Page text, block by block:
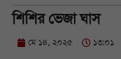
শিশির ভেজা ঘাস
মে ১৪, ২০২৫ ১৩:০১